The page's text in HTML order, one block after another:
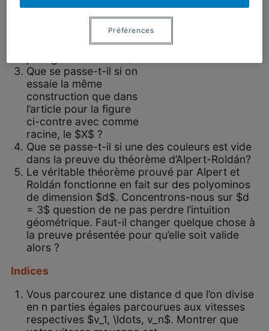
domination des tours
sur un polyomino de
$N$ cases ? (Indice :
quel serait alors le
Que se passe-t-il si on
essaie la même
construction que dans
l’article pour la figure
ci-contre avec comme
racine, le $X$ ?
Que se passe-t-il si une des couleurs est vide
dans la preuve du théorème d’Alpert-Roldán?
Le véritable théorème prouvé par Alpert et
Roldán fonctionne en fait sur des polyominos
de dimension $d$. Concentrons-nous sur $d
= 3$ question de ne pas perdre l’intuition
géométrique. Faut-il changer quelque chose à
la preuve présentée pour qu’elle soit valide
alors ?
Indices
Vous parcourez une distance d que l’on divise
en n parties égales parcourues aux vitesses
respectives $v_1, \ldots, v_n$. Montrer que
Préférences